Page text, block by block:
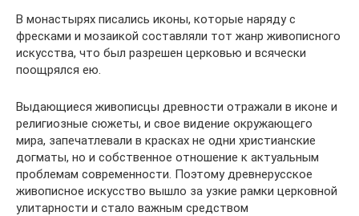
В монастырях писались иконы, которые наряду с
фресками и мозаикой составляли тот жанр живописного
искусства, что был разрешен церковью и всячески
поощрялся ею.
Выдающиеся живописцы древности отражали в иконе и
религиозные сюжеты, и свое видение окружающего
мира, запечатлевали в красках не одни христианские
догматы, но и собственное отношение к актуальным
проблемам современности. Поэтому древнерусское
живописное искусство вышло за узкие рамки церковной
улитарности и стало важным средством